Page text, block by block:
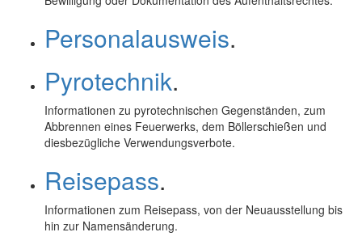
Personalausweis.
Pyrotechnik.
Informationen zu pyrotechnischen Gegenständen, zum
Abbrennen eines Feuerwerks, dem Böllerschießen und
diesbezügliche Verwendungsverbote.
Reisepass.
Informationen zum Reisepass, von der Neuausstellung bis
hin zur Namensänderung.